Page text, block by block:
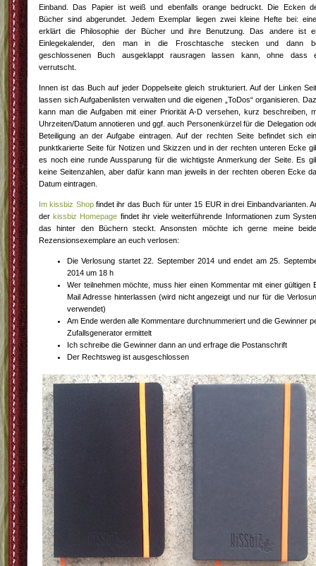
Einband. Das Papier ist weiß und ebenfalls orange bedruckt. Die Ecken
Bücher sind abgerundet. Jedem Exemplar liegen zwei kleine Hefte bei:
erklärt die Philosophie der Bücher und ihre Benutzung. Das andere ist
Einlegekalender, den man in die Froschtasche stecken und dann
geschlossenen Buch ausgeklappt rausragen lassen kann, ohne dass
verrutscht.
Innen ist das Buch auf jeder Doppelseite gleich strukturiert. Auf der Linken
lassen sich Aufgabenlisten verwalten und die eigenen „ToDos“ organisieren.
kann man die Aufgaben mit einer Priorität A-D versehen, kurz beschreiben,
Uhrzeiten/Datum annotieren und ggf. auch Personenkürzel für die Delegation
Beteiligung an der Aufgabe eintragen. Auf der rechten Seite befindet sich
punktkarierte Seite für Notizen und Skizzen und in der rechten unteren Ecke
es noch eine runde Aussparung für die wichtigste Anmerkung der Seite. Es
keine Seitenzahlen, aber dafür kann man jeweils in der rechten oberen Ecke
Datum eintragen.
Im kissbiz Shopfindet ihr das Buch für unter 15 EUR in drei Einbandvarianten.
derkissbiz Homepage findet ihr viele weiterführende Informationen zum
das hinter den Büchern steckt. Ansonsten möchte ich gerne meine
Rezensionsexemplare an euch verlosen:
Die Verlosung startet 22. September 2014 und endet am 25.
2014 um 18 h
Wer teilnehmen möchte, muss hier einen Kommentar mit einer gültigen
Mail Adresse hinterlassen (wird nicht angezeigt und nur für die
verwendet)
Am Ende werden alle Kommentare durchnummeriert und die Gewinner
Zufallsgenerator ermittelt
Ich schreibe die Gewinner dann an und erfrage die Postanschrift
Der Rechtsweg ist ausgeschlossen